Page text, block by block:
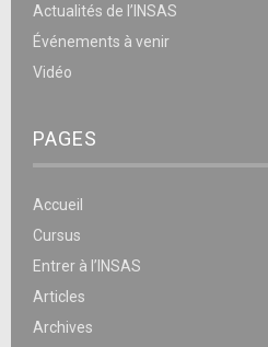
Actualités de l’INSAS
Événements à venir
Vidéo
PAGES
Accueil
Cursus
Entrer à l’INSAS
Articles
Archives